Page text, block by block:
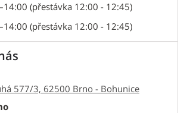
(přestávka 12:00 - 12:45)
(přestávka 12:00 - 12:45)
577/3, 62500 Brno - Bohunice